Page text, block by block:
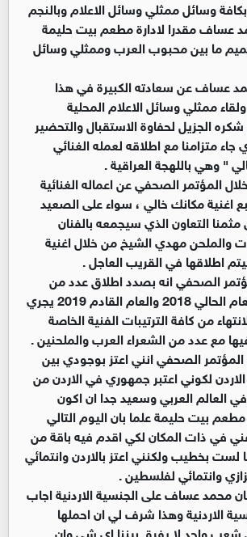
وسائل ممثلي وسائل الاعلام وبالنجم
عساف مقدرا لادارة مطعم بيت حليمة
ما بين محبوب العرب وممثلي وسائل
عساف عن سعادته الكبيرة في هذا
ممثلي وسائل الاعلام المحلية
شكره الجزيل لحفاوة الاستقبال والتحضير
جاء متزامنا مع اطلاقه لعمله الغنائي
" وهي باللهجة العراقية .
المؤتمر الصحفي عن اعماله الغنائية
اغنية مكانك خالي ، سواء على الصعيد
التعاون الذي سيجمعه بالفنان
والملحن مهدي الشيخ من خلال اغنية
اطلاقها في القريب العاجل .
الصحفي انه بصدد اطلاق عدد من
الاغنيات ما بين العام الحالي 2018 والعام القادم 2019 يجري
من كافة الترتيبات الفنية الخاصة
مع عدد من الشعراء العرب والملحنين .
الصحفي انني اعتز بوجودي بين
لكوني اعتبر جمهوري في الاردن من
العربي وسعيد جدا ان اكون
بيت حليمة علما بان اليوم التالي
في ذات المكان لكي اقدم فيه باقة من
لست بخطيب ولكنني اعتز بالاردن وانتمائي
وانتمائي لفلسطين .
محمد عساف على الجنسية الاردنية اجاب
الاردنية وهذا شرف لي ان احملها
شعب واحد لا يفرق بيننا اي شي وان